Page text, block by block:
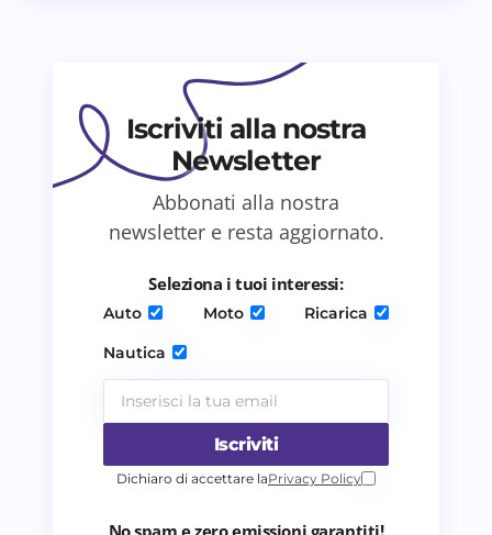
Salva il mio nome e email in questo browser
per il prossimo commento.
Invia commento
Iscriviti alla nostra
Newsletter
Abbonati alla nostra
newsletter e resta aggiornato.
Seleziona i tuoi interessi:
Auto Moto
Ricarica
Nautica
Iscriviti
Dichiaro di accettare laPrivacy Policy
No spam e zero emissioni garantiti!